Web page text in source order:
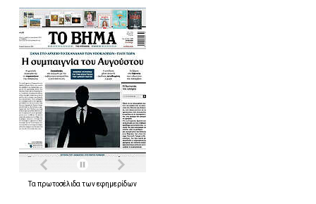
Τα πρωτοσέλιδα τωνεφημερίδων